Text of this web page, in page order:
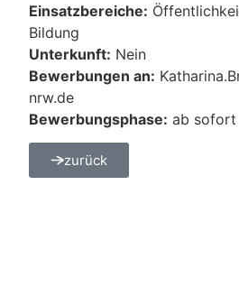
Einsatzbereiche:
Bildung
Unterkunft: Nein
Bewerbungen an:
nrw.de
Bewerbungsphase: ab sofort
zurück